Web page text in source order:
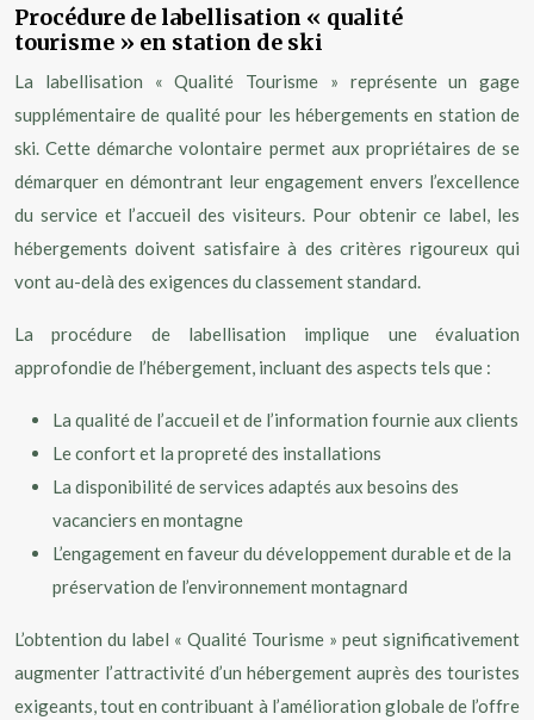
Procédure de labellisation « qualité
tourisme » en station de ski
La labellisation « Qualité Tourisme » représente un gage
supplémentaire de qualité pour les hébergements en station de
ski. Cette démarche volontaire permet aux propriétaires de se
démarquer en démontrant leur engagement envers l’excellence
du service et l’accueil des visiteurs. Pour obtenir ce label, les
hébergements doivent satisfaire à des critères rigoureux qui
vont au-delà des exigences du classement standard.
La procédure de labellisation implique une évaluation
approfondie de l’hébergement, incluant des aspects tels que :
La qualité de l’accueil et de l’information fournie aux clients
Le confort et la propreté des installations
La disponibilité de services adaptés aux besoins des
vacanciers en montagne
L’engagement en faveur du développement durable et de la
préservation de l’environnement montagnard
L’obtention du label « Qualité Tourisme » peut significativement
augmenter l’attractivité d’un hébergement auprès des touristes
exigeants, tout en contribuant à l’amélioration globale de l’offre